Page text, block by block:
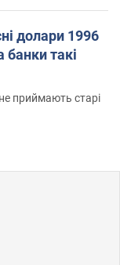
долари 1996
такі
приймають старі